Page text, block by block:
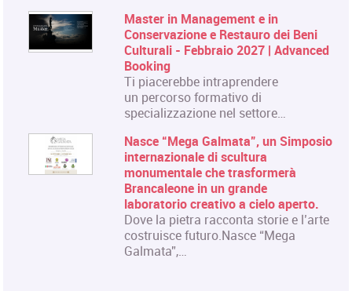
Master in Management e in
Conservazione e Restauro dei Beni
Culturali - Febbraio 2027 | Advanced
Booking
Ti piacerebbe intraprendere
un percorso formativo di
specializzazione nel settore…
Nasce “Mega Galmata”, un Simposio
internazionale di scultura
monumentale che trasformerà
Brancaleone in un grande
laboratorio creativo a cielo aperto.
Dove la pietra racconta storie e l’arte
costruisce futuro.Nasce “Mega
Galmata”,…